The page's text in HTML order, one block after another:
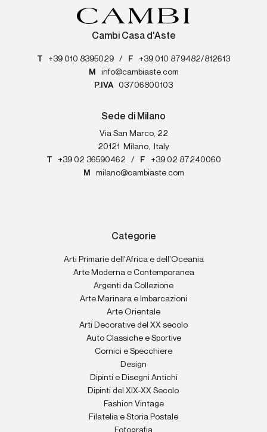
Cambi Casa d'Aste
T +39 010 8395029 / F
+39 010 879482/812613
M
info@cambiaste.com
P.IVA
03706800103
Sede di Milano
Via San Marco, 22
20121
Milano,
Italy
T
+39 02 36590462 / F
+39 02 87240060
M
milano@cambiaste.com
Categorie
Arti Primarie dell'Africa e dell'Oceania
Arte Moderna e Contemporanea
Argenti da Collezione
Arte Marinara e Imbarcazioni
Arte Orientale
Arti Decorative del XX secolo
Auto Classiche e Sportive
Cornici e Specchiere
Design
Dipinti e Disegni Antichi
Dipinti del XIX-XX Secolo
Fashion Vintage
Filatelia e Storia Postale